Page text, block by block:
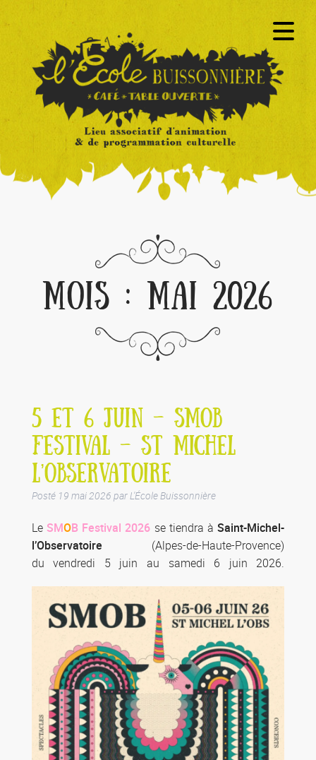
MOIS : MAI 2026
5 ET 6 JUIN – SMOB
FESTIVAL – ST MICHEL
L’OBSERVATOIRE
Posté 19 mai 2026 par L'École Buissonnière
Le SMOB Festival 2026 se tiendra àSaint-Michel-
l’Observatoire (Alpes-de-Haute-Provence)
du vendredi 5 juin au samedi 6 juin 2026.